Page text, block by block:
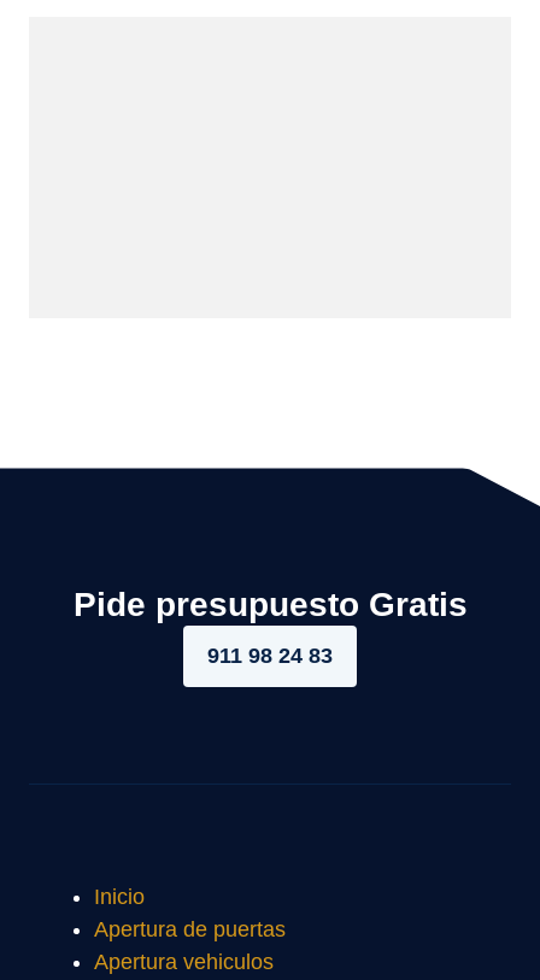
Pide presupuesto Gratis
911 98 24 83
Inicio
Apertura de puertas
Apertura vehiculos